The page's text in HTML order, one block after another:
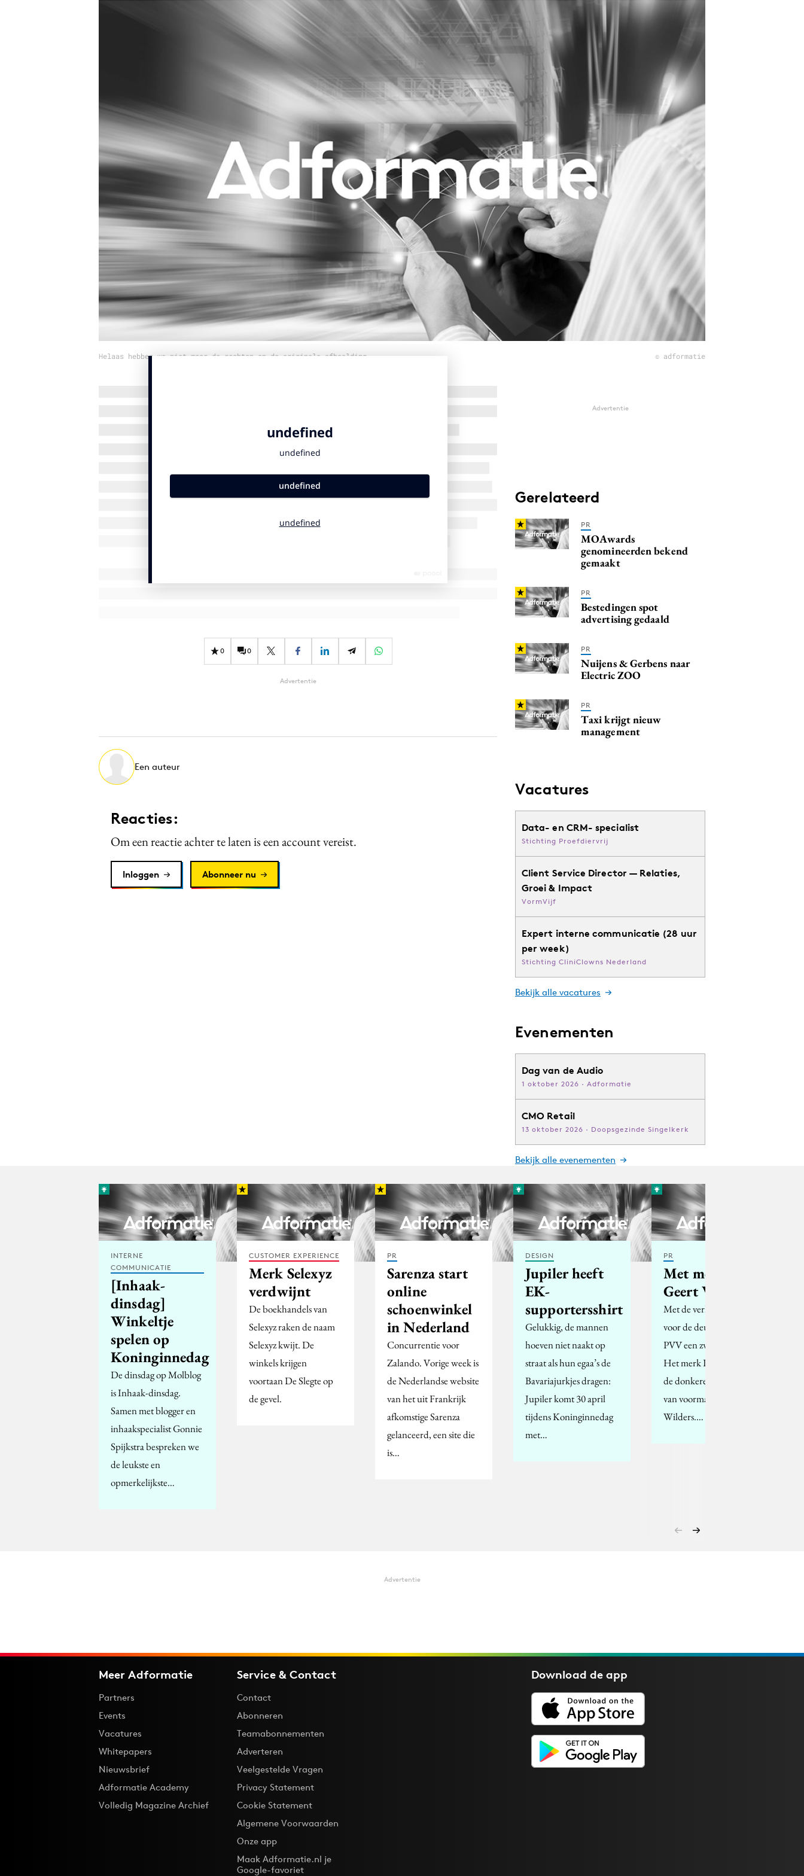
Influencer marketing
Interne communicatie
Purpose Marketing
Reputatie & crisis
Helaas hebben we niet meer de rechten op de originele afbeelding © adformatie
0 0
Advertentie
Een auteur
Reacties:
Om een reactie achter te laten is een account vereist.
Inloggen Abonneer nu
Advertentie
Gerelateerd
PR
MOAwards
genomineerden bekend
gemaakt
PR
Bestedingen spot
advertising gedaald
PR
Nuijens & Gerbens naar
Electric ZOO
PR
Taxi krijgt nieuw
management
Vacatures
Data- en CRM- specialist
Stichting Proefdiervrij
Client Service Director — Relaties,
Groei & Impact
VormVijf
Expert interne communicatie (28 uur
per week)
Stichting CliniClowns Nederland
Bekijk alle vacatures
Evenementen
Dag van de Audio
1 oktober 2026 · Adformatie
CMO Retail
13 oktober 2026 · Doopsgezinde Singelkerk
Bekijk alle evenementen
INTERNE
COMMUNICATIE
[Inhaak-
dinsdag]
Winkeltje
spelen op
Koninginnedag
De dinsdag op Molblog
is Inhaak-dinsdag.
Samen met blogger en
inhaakspecialist Gonnie
Spijkstra bespreken we
de leukste en
opmerkelijkste…
CUSTOMER EXPERIENCE
Merk Selexyz
verdwijnt
De boekhandels van
Selexyz raken de naam
Selexyz kwijt. De
winkels krijgen
voortaan De Slegte op
de gevel.
PR
Sarenza start
online
schoenwinkel
in Nederland
Concurrentie voor
Zalando. Vorige week is
de Nederlandse website
van het uit Frankrijk
afkomstige Sarenza
gelanceerd, een site die
is…
DESIGN
Jupiler heeft
EK-
supportersshirt
Gelukkig, de mannen
hoeven niet naakt op
straat als hun egaa’s de
Bavariajurkjes dragen:
Jupiler komt 30 april
tijdens Koninginnedag
met…
PR
Met merk
Geert Wilders
Met de verkiezingen
voor de deur, wacht
PVV een zware opgave.
Het merk PVV staat in
de donkere schaduw
van voorman Geert
Wilders.…
Advertentie
Meer Adformatie
Partners
Events
Vacatures
Whitepapers
Nieuwsbrief
Adformatie Academy
Volledig Magazine Archief
Service & Contact
Contact
Abonneren
Teamabonnementen
Adverteren
Veelgestelde Vragen
Privacy Statement
Cookie Statement
Algemene Voorwaarden
Onze app
Maak Adformatie.nl je
Google-favoriet
Download deapp